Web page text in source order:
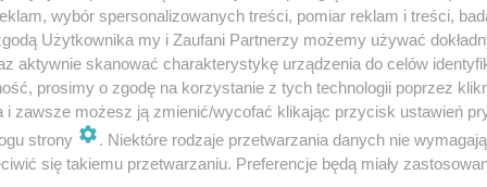
formacją będzie Platforma Obywatelska,
wybór spersonalizowanych treści, pomiar reklam i treści,
Użytkownika my i Zaufani Partnerzy możemy używać
aktywnie skanować charakterystykę urządzenia do celów
prosimy o zgodę na korzystanie z tych technologii poprzez
i zawsze możesz ją zmienić/wycofać klikając przycisk ustawień
strony
. Niektóre rodzaje przetwarzania danych nie
się takiemu przetwarzaniu. Preferencje będą miały